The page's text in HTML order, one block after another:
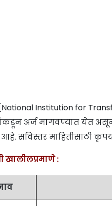
Institution for
अर्ज मागवण्यात येत
सविस्तर माहितीसाठी
खालीलप्रमाणे :